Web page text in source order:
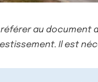
au
Il est